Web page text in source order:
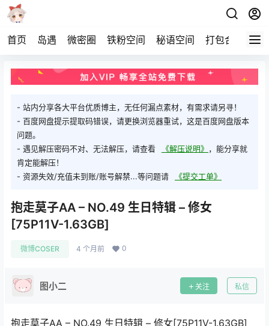
首页 岛遇 微密圈 铁粉空间 秘语空间 打包合集 关
- 站内分享各大平台优质博主，无任何漏点素材，有需求请另寻！
- 百度网盘提示提取码错误，请更换浏览器重试，这是百度网盘版本
问题。
- 遇见解压密码不对、无法解压，请查看
《解压说明》 ，能分享就
肯定能解压！
- 资源失效/充值未到账/账号解禁...等问题请
《提交工单》
抱走莫子AA – NO.49 生日特辑 – 修女
[75P11V-1.63GB]
微博COSER 4 个月前 0
图小二 关注 私信
抱走莫子AA – NO.49 生日特辑 – 修女[75P11V-1.63GB]